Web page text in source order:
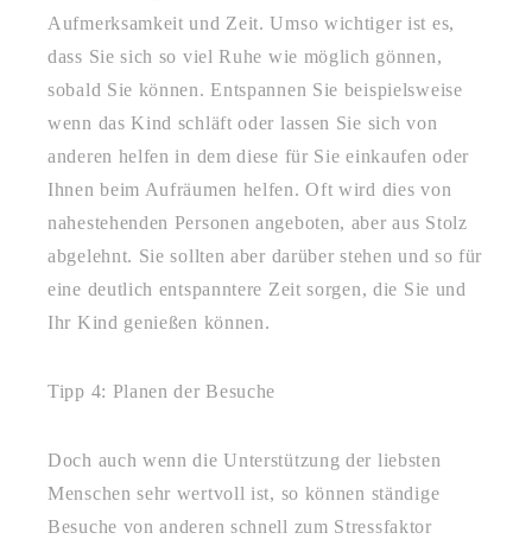
Aufmerksamkeit und Zeit. Umso wichtiger ist es,
dass Sie sich so viel Ruhe wie möglich gönnen,
sobald Sie können. Entspannen Sie beispielsweise
wenn das Kind schläft oder lassen Sie sich von
anderen helfen in dem diese für Sie einkaufen oder
Ihnen beim Aufräumen helfen. Oft wird dies von
nahestehenden Personen angeboten, aber aus Stolz
abgelehnt. Sie sollten aber darüber stehen und so für
eine deutlich entspanntere Zeit sorgen, die Sie und
Ihr Kind genießen können.
Tipp 4: Planen der Besuche
Doch auch wenn die Unterstützung der liebsten
Menschen sehr wertvoll ist, so können ständige
Besuche von anderen schnell zum Stressfaktor